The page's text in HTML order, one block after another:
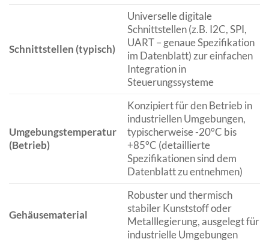
Schnittstellen (typisch)
Universelle digitale
Schnittstellen (z.B. I2C, SPI,
UART – genaue Spezifikation
im Datenblatt) zur einfachen
Integration in
Steuerungssysteme
Umgebungstemperatur
(Betrieb)
Konzipiert für den Betrieb in
industriellen Umgebungen,
typischerweise -20°C bis
+85°C (detaillierte
Spezifikationen sind dem
Datenblatt zu entnehmen)
Gehäusematerial
Robuster und thermisch
stabiler Kunststoff oder
Metalllegierung, ausgelegt für
industrielle Umgebungen